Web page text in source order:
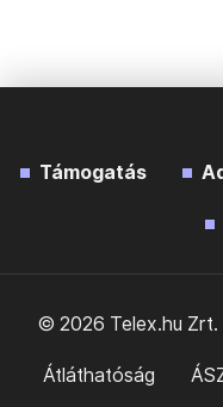
Támogatás
© 2026 Telex.hu Zrt.
Átláthatóság